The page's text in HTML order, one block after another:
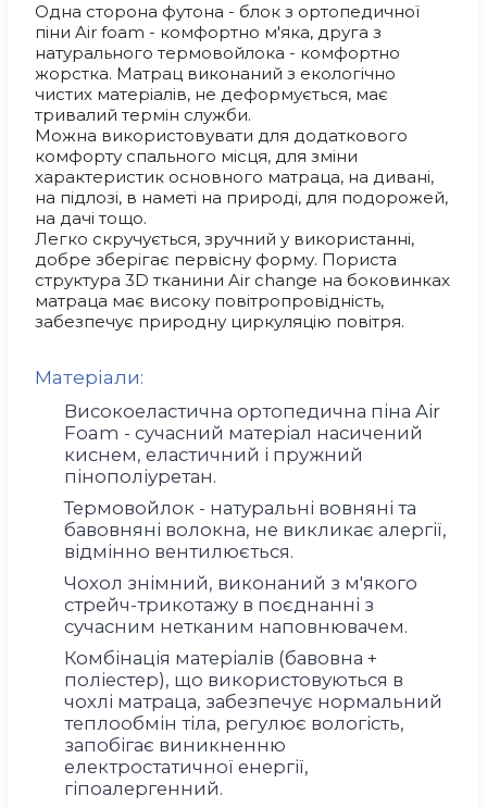
Одна сторона футона - блок з ортопедичної
піни Air foam - комфортно м'яка, друга з
натурального термовойлока - комфортно
жорстка. Матрац виконаний з екологічно
чистих матеріалів, не деформується, має
тривалий термін служби.
Можна використовувати для додаткового
комфорту спального місця, для зміни
характеристик основного матраца, на дивані,
на підлозі, в наметі на природі, для подорожей,
на дачі тощо.
Легко скручується, зручний у використанні,
добре зберігає первісну форму. Пориста
структура 3D тканини Air change на боковинках
матраца має високу повітропровідність,
забезпечує природну циркуляцію повітря.
Матеріали:
Високоеластична ортопедична піна Air
Foam - сучасний матеріал насичений
киснем, еластичний і пружний
пінополіуретан.
Термовойлок - натуральні вовняні та
бавовняні волокна, не викликає алергії,
відмінно вентилюється.
Чохол знімний, виконаний з м'якого
стрейч-трикотажу в поєднанні з
сучасним нетканим наповнювачем.
Комбінація матеріалів (бавовна +
поліестер), що використовуються в
чохлі матраца, забезпечує нормальний
теплообмін тіла, регулює вологість,
запобігає виникненню
електростатичної енергії,
гіпоалергенний.